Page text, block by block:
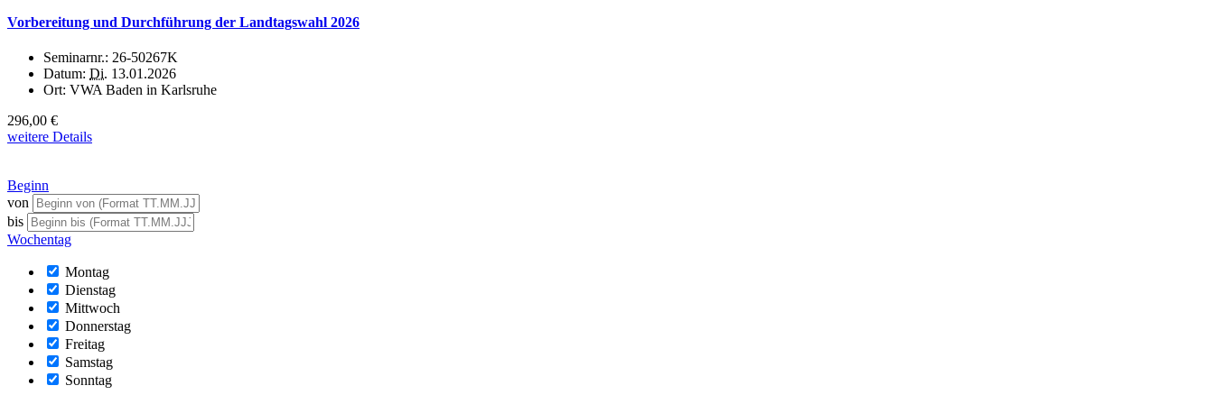
Vorbereitung und Durchführung der Landtagswahl 2026
Seminarnr.: 26-50267K
Datum: Di. 13.01.2026
Ort: VWA Baden in Karlsruhe
296,00 €
weitere Details
Beginn
von
bis
Wochentag
Montag
Dienstag
Mittwoch
Donnerstag
Freitag
Samstag
Sonntag